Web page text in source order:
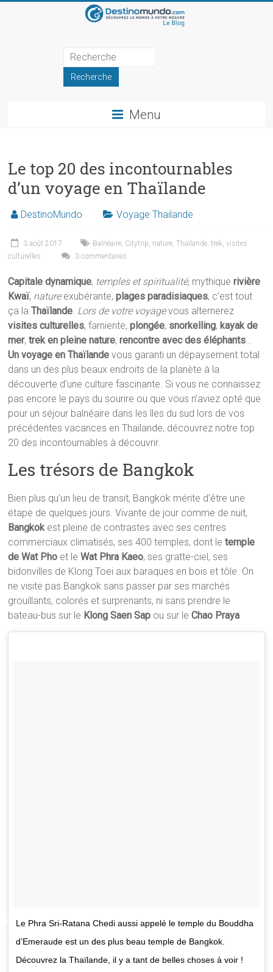
DestinoMundo
de
voyage
Menu
Le top 20 des incontournables
d’un voyage en Thaïlande
DestinoMundo Voyage Thailande
3 août 2017 Balnéaire Citytrip nature ,Thaïlande ,trek ,visites
culturelles
3 commentaires
Capitale dynamique, temples et spiritualité, mythiquerivière
Kwaï, natureexubérante,plages paradisiaques, c’est tout
ça laThaïlande Lors de votre voyagevous alternerez
visites culturelles, farniente,plongée, snorkelling, kayak de
mer,trek en pleine nature,rencontre avec des éléphants
Un voyage en Thaïlande vous garanti un dépaysement total
dans un des plus beaux endroits de la planète à la
découverte d’une culture fascinante. Si vous ne connaissez
pas encore le pays du sourire ou que vous n’aviez opté que
pour un séjour balnéaire dans les îles du sud lors de vos
précédentes vacances en Thaïlande, découvrez notre top
20 des incontournables à découvrir.
Les trésors de Bangkok
Bien plus qu’un lieu de transit, Bangkok mérite d’être une
étape de quelques jours. Vivante de jour comme de nuit,
Bangkok est pleine de contrastes avec ses centres
commerciaux climatisés, ses 400 temples, dont letemple
de Wat Pho et leWat Phra Kaeo, ses gratte-ciel, ses
bidonvilles de Klong Toei aux baraques en bois et tôle. On
ne visite pas Bangkok sans passer par ses marchés
grouillants, colorés et surprenants, ni sans prendre le
bateau-bus sur le Klong Saen Sap ou sur leChao Praya
Le Phra Sri-Ratana Chedi aussi appelé le temple du Bouddha
d’Emeraude est un des plus beau temple de Bangkok.
Découvrez la Thaïlande, il y a tant de belles choses à voir !